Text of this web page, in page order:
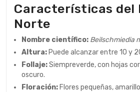
Características del
Norte
Nombre científico: Beilschmiedia
Altura: Puede alcanzar entre 10 y
Follaje:Siempreverde, con hojas
oscuro.
Floración: Flores pequeñas,